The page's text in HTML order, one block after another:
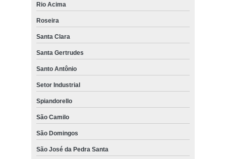
Rio Acima
Roseira
Santa Clara
Santa Gertrudes
Santo Antônio
Setor Industrial
Spiandorello
São Camilo
São Domingos
São José da Pedra Santa